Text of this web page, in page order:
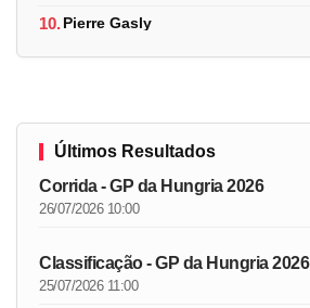
10.Pierre Gasly
Últimos Resultados
Corrida - GP da Hungria 2026
26/07/2026 10:00
Classificação - GP da Hungria 2026
25/07/2026 11:00